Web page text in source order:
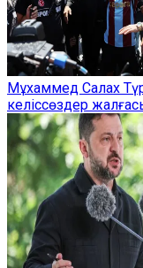
Мұхаммед Салах
келіссөздер